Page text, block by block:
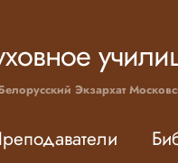
Экзархат